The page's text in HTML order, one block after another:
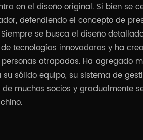
en el diseño original. Si bien
defendiendo el concepto de
se busca el diseño
tecnologías innovadoras y ha
atrapadas. Ha agregado
sólido equipo, su sistema de
muchos socios y gradualmente